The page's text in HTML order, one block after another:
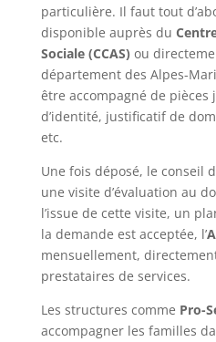
particulière. Il faut tout
disponible auprès du
Sociale (CCAS) ou
département des Alpes-
être accompagné de pièces
d’identité, justificatif de
etc.
Une fois déposé, le conseil
une visite d’évaluation au
l’issue de cette visite, un
la demande est acceptée, l’
mensuellement,
prestataires de services.
Les structures comme Pro-
accompagner les familles